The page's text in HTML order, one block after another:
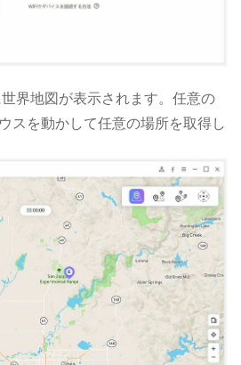
界地図が表示されます。任意の
スを動かして任意の場所を取得し